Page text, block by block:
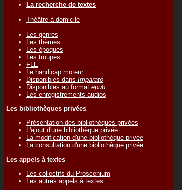
La recherche de textes
Théâtre à domicile
Les genres
Les thèmes
Les époques
Les troupes
FLE
Le handicap moteur
Disponibles dans Imparato
Disponibles au format epub
Les enregistrements audios
Les bibliothèques privées
Présentation des bibliothèques privées
L'ajout d'une bibliothèque privée
La modification d'une bibliothèque privée
La consultation d'une bibliothèque privée
Les appels à textes
Les collectifs du Proscenium
Les autres appels à textes